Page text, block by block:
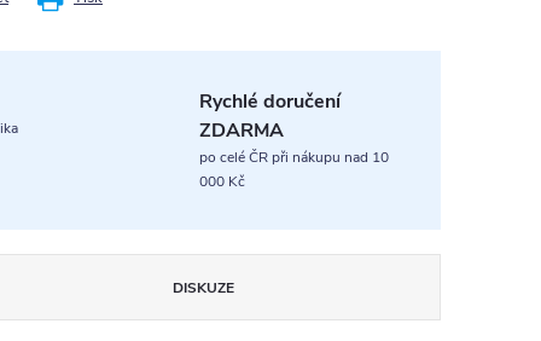
Rychlé doručení
ZDARMA
po celé ČR při nákupu nad 10
000 Kč
DISKUZE